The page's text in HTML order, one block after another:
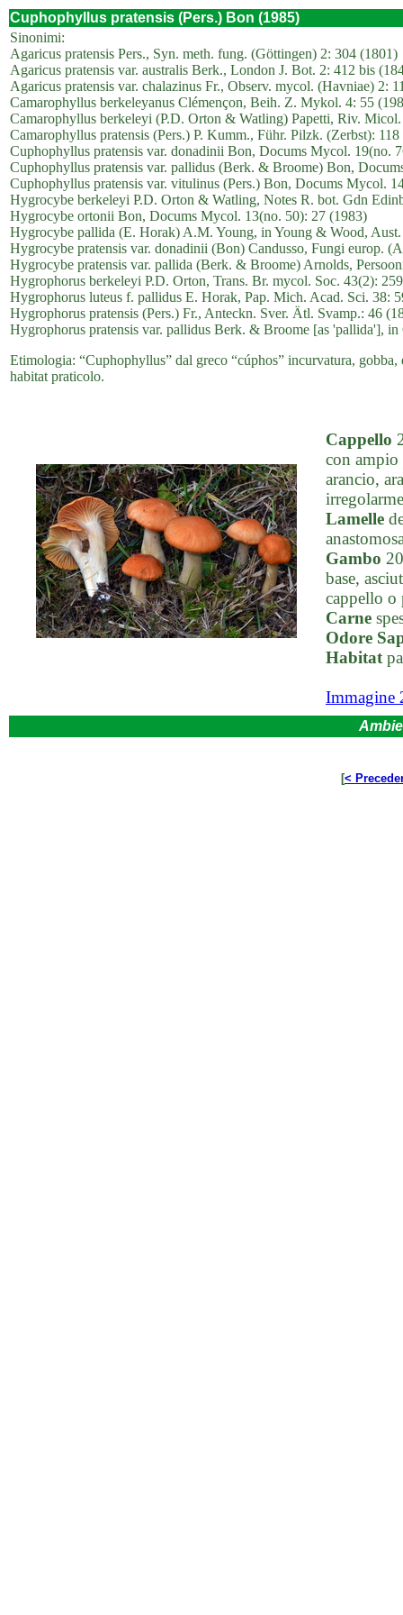
Cuphophyllus pratensis (Pers.) Bon (1985)
Sinonimi:
Agaricus pratensis Pers., Syn. meth. fung. (Göttingen) 2: 304 (1801)
Agaricus pratensis var. australis Berk., London J. Bot. 2: 412 bis
Agaricus pratensis var. chalazinus Fr., Observ. mycol. (Havniae) 2:
Camarophyllus berkeleyanus Clémençon, Beih. Z. Mykol. 4: 55
Camarophyllus berkeleyi (P.D. Orton & Watling) Papetti, Riv.
Camarophyllus pratensis (Pers.) P. Kumm., Führ. Pilzk. (Zerbst):
Cuphophyllus pratensis var. donadinii Bon, Docums Mycol. 19(no.
Cuphophyllus pratensis var. pallidus (Berk. & Broome) Bon,
Cuphophyllus pratensis var. vitulinus (Pers.) Bon, Docums Mycol.
Hygrocybe berkeleyi P.D. Orton & Watling, Notes R. bot. Gdn
Hygrocybe ortonii Bon, Docums Mycol. 13(no. 50): 27 (1983)
Hygrocybe pallida (E. Horak) A.M. Young, in Young & Wood,
Hygrocybe pratensis var. donadinii (Bon) Candusso, Fungi europ.
Hygrocybe pratensis var. pallida (Berk. & Broome) Arnolds,
Hygrophorus berkeleyi P.D. Orton, Trans. Br. mycol. Soc. 43(2):
Hygrophorus luteus f. pallidus E. Horak, Pap. Mich. Acad. Sci. 38:
Hygrophorus pratensis (Pers.) Fr., Anteckn. Sver. Ätl. Svamp.: 46
Hygrophorus pratensis var. pallidus Berk. & Broome [as 'pallida'],
Etimologia: “Cuphophyllus” dal greco “cúphos” incurvatura,
habitat praticolo.
Cappello
con
arancio,
Lamelle
Gambo
base,
cappello
Carne
Odore
Habitat
Immagine
[<